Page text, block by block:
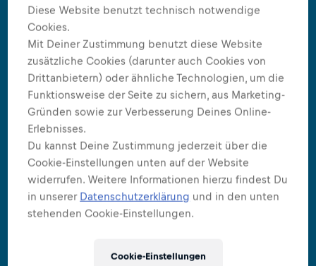
Diese Website benutzt technisch notwendige
Cookies.
Mit Deiner Zustimmung benutzt diese Website
zusätzliche Cookies (darunter auch Cookies von
Drittanbietern) oder ähnliche Technologien, um die
Funktionsweise der Seite zu sichern, aus Marketing-
Gründen sowie zur Verbesserung Deines Online-
Erlebnisses.
Du kannst Deine Zustimmung jederzeit über die
Cookie-Einstellungen unten auf der Website
widerrufen. Weitere Informationen hierzu findest Du
in unserer Datenschutzerklärung und in den unten
stehenden Cookie-Einstellungen.
Cookie-Einstellungen